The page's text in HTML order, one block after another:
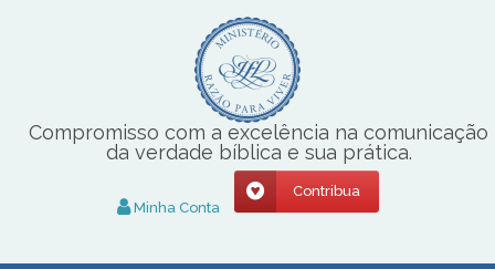
Compromisso com a excelência na comunicação
da verdade bíblica e sua prática.
Minha Conta
Contribua